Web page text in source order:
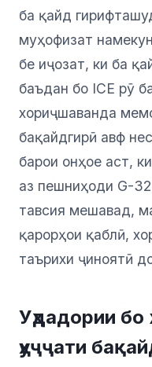
ба қайд
муҳофизат
бе иҷозат, ки ба
баъдан бо ICE рӯ
хориҷшаванда
бақайдгирӣ авф
барои онҳое аст,
аз пешниҳоди G-
тавсия мешавад,
қарорҳои қаблӣ,
таърихи ҷиноятӣ
Уҳдадории
ҳуҷҷати